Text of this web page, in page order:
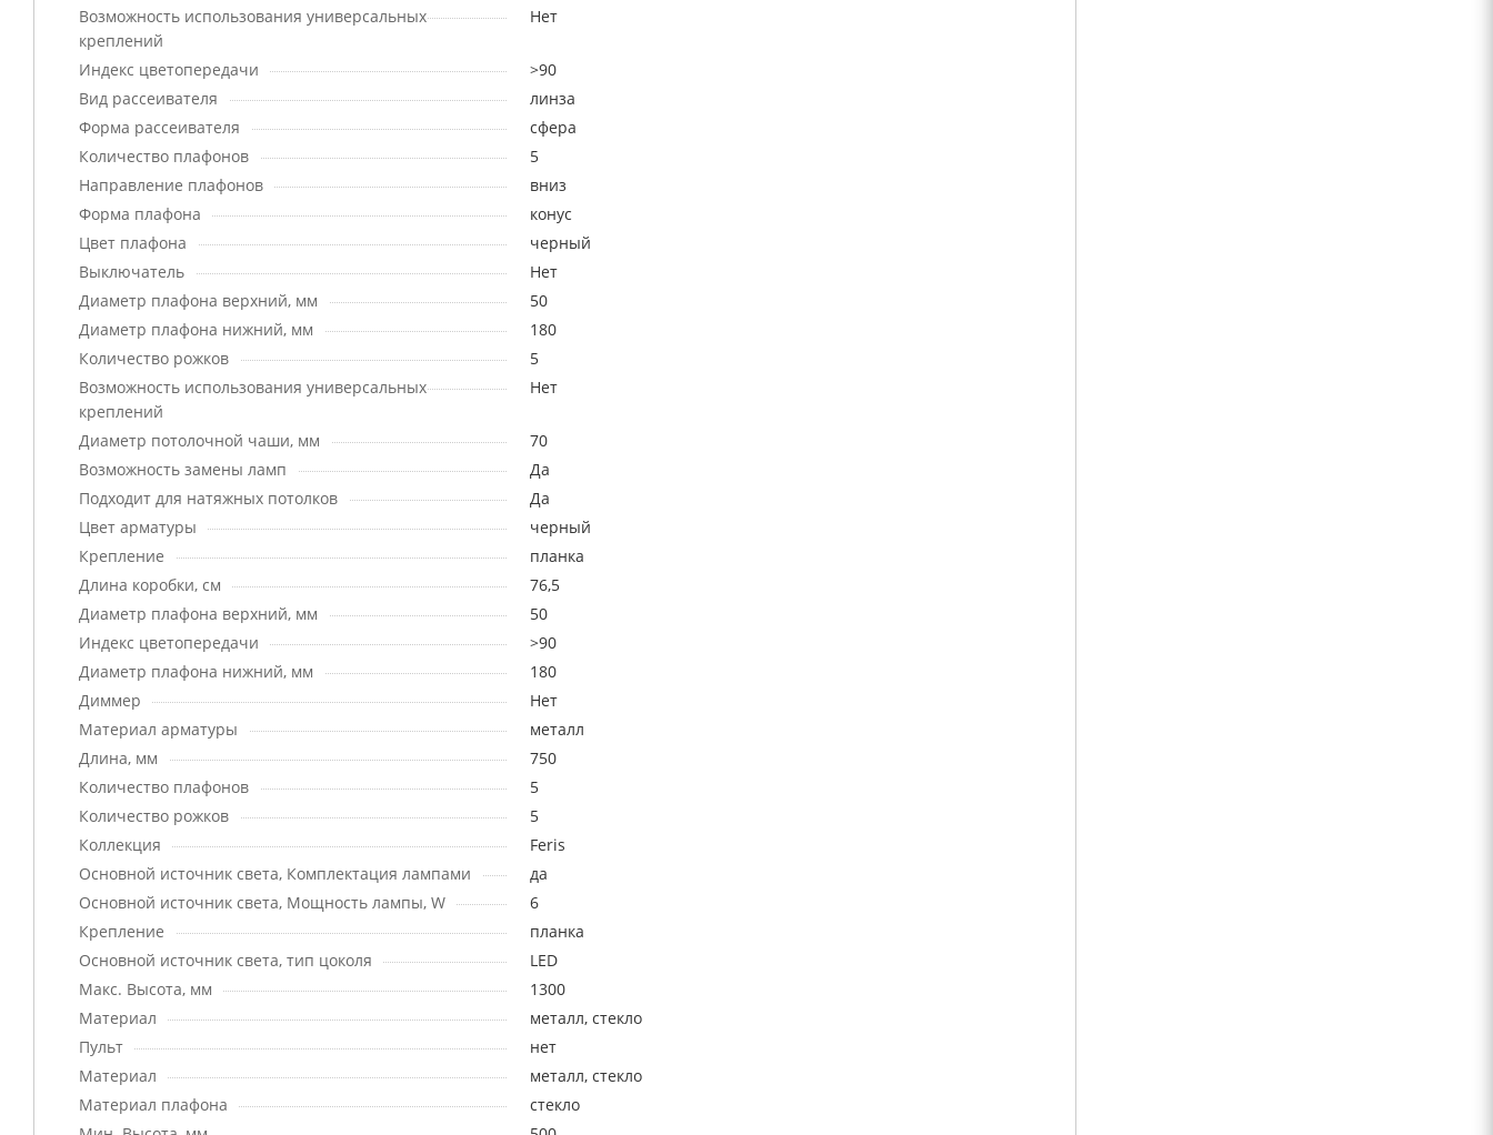
Возможность использования универсальных
креплений
Нет
Индекс цветопередачи
>90
Вид рассеивателя
линза
Форма рассеивателя
сфера
Количество плафонов
5
Направление плафонов
вниз
Форма плафона
конус
Цвет плафона
черный
Выключатель
Нет
Диаметр плафона верхний, мм
50
Диаметр плафона нижний, мм
180
Количество рожков
5
Возможность использования универсальных
креплений
Нет
Диаметр потолочной чаши, мм
70
Возможность замены ламп
Да
Подходит для натяжных потолков
Да
Цвет арматуры
черный
Крепление
планка
Длина коробки, см
76,5
Диаметр плафона верхний, мм
50
Индекс цветопередачи
>90
Диаметр плафона нижний, мм
180
Диммер
Нет
Материал арматуры
металл
Длина, мм
750
Количество плафонов
5
Количество рожков
5
Коллекция
Feris
Основной источник света, Комплектация лампами
да
Основной источник света, Мощность лампы, W
6
Крепление
планка
Основной источник света, тип цоколя
LED
Макс. Высота, мм
1300
Материал
металл, стекло
Пульт
нет
Материал
металл, стекло
Материал плафона
стекло